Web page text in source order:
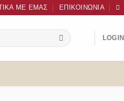
ΜΕ ΕΜΆΣ ΕΠΙΚΟΙΝΩΝΊΑ